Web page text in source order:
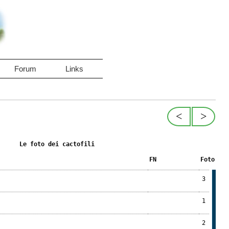
Forum Links
>
<
Le foto dei cactofili
FN Foto
3
1
2